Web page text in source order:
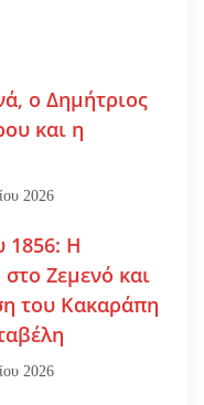
ο Δημήτριος
και η
2026
1856: Η
Ζεμενό και
του Κακαράπη
2026